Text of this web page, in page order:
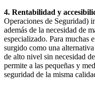
4. Rentabilidad y
Operaciones de Seguridad)
además de la necesidad de
especializado. Para muchas
surgido como una
de alto nivel sin necesidad
permite a las pequeñas y
seguridad de la misma